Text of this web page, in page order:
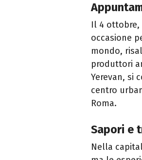
Il 4 ottobre,
occasione
mondo,
produttori
Yerevan, si
centro
Roma.
Sapori e
Nella